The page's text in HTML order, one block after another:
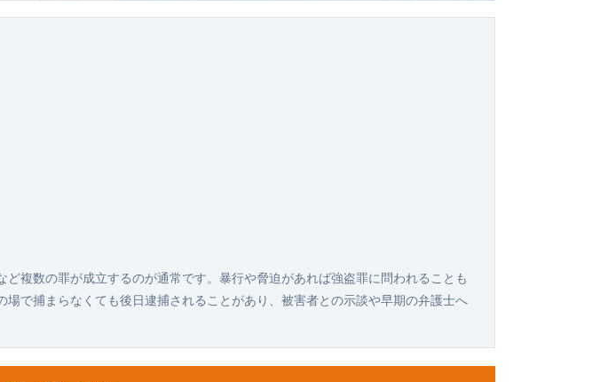
複数の罪が成立するのが通常です。暴行や脅迫があれば強盗罪に問われることも
で捕まらなくても後日逮捕されることがあり、被害者との示談や早期の弁護士へ